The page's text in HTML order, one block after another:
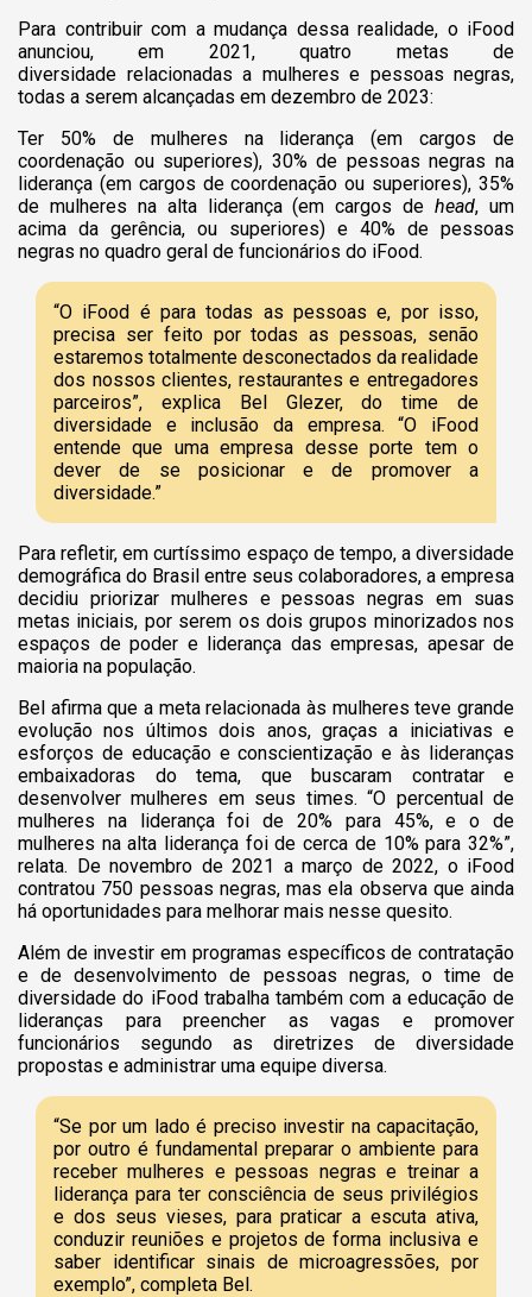
Para contribuir com a mudança dessa realidade, o iFood
anunciou, em 2021, quatro metas de
diversidade relacionadas a mulheres e pessoas negras,
todas a serem alcançadas em dezembro de 2023:
Ter 50% de mulheres na liderança (em cargos de
coordenação ou superiores), 30% de pessoas negras na
liderança (em cargos de coordenação ou superiores), 35%
de mulheres na alta liderança (em cargos dehead, um
acima da gerência, ou superiores) e 40% de pessoas
negras no quadro geral de funcionários do iFood.
“O iFood é para todas as pessoas e, por isso,
precisa ser feito por todas as pessoas, senão
estaremos totalmente desconectados da realidade
dos nossos clientes, restaurantes e entregadores
parceiros”, explica Bel Glezer, do time de
diversidade e inclusão da empresa. “O iFood
entende que uma empresa desse porte tem o
dever de se posicionar e de promover a
diversidade.”
Para refletir, em curtíssimo espaço de tempo, a diversidade
demográfica do Brasil entre seus colaboradores, a empresa
decidiu priorizar mulheres e pessoas negras em suas
metas iniciais, por serem os dois grupos minorizados nos
espaços de poder e liderança das empresas, apesar de
maioria na população.
Bel afirma que a meta relacionada às mulheres teve grande
evolução nos últimos dois anos, graças a iniciativas e
esforços de educação e conscientização e às lideranças
embaixadoras do tema, que buscaram contratar e
desenvolver mulheres em seus times. “O percentual de
mulheres na liderança foi de 20% para 45%, e o de
mulheres na alta liderança foi de cerca de 10% para 32%”,
relata. De novembro de 2021 a março de 2022, o iFood
contratou 750 pessoas negras, mas ela observa que ainda
há oportunidades para melhorar mais nesse quesito.
Além de investir em programas específicos de contratação
e de desenvolvimento de pessoas negras, o time de
diversidade do iFood trabalha também com a educação de
lideranças para preencher as vagas e promover
funcionários segundo as diretrizes de diversidade
propostas e administrar uma equipe diversa.
“Se por um lado é preciso investir na capacitação,
por outro é fundamental preparar o ambiente para
receber mulheres e pessoas negras e treinar a
liderança para ter consciência de seus privilégios
e dos seus vieses, para praticar a escuta ativa,
conduzir reuniões e projetos de forma inclusiva e
saber identificar sinais de microagressões, por
exemplo”, completa Bel.